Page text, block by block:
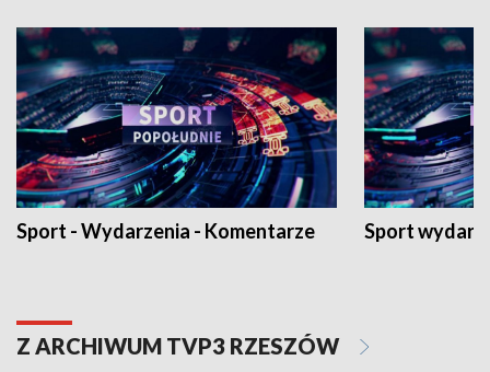
Sport - Wydarzenia - Komentarze Sport
Z ARCHIWUM TVP3 RZESZÓW